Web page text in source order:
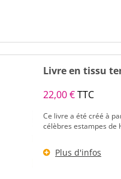
Livre en tissu
22,00 €TTC
Ce livre a été créé à
célèbres estampes de
Plus d'infos